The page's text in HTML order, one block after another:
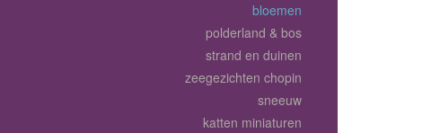
bloemen
polderland & bos
strand en duinen
zeegezichten chopin
sneeuw
katten miniaturen